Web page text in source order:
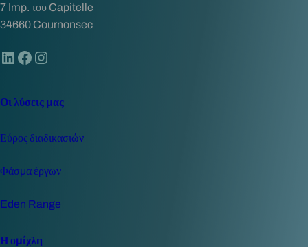
7 Imp. του Capitelle
34660 Cournonsec
LinkedIn Facebook Instagram
Οι λύσεις μας
Εύρος διαδικασιών
Φάσμα έργων
Eden Range
Η ομίχλη